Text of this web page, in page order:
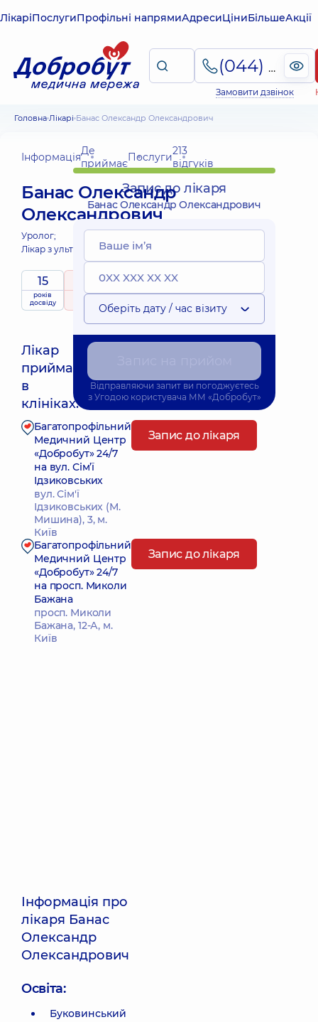
ЛікаріПослугиПрофільні напрямиАдресиЦіниБільшеАкції
(044) 495-2-888
Замовити дзвінок
Головна Лікарі Банас Олександр Олександрович
ІнформаціяДе
приймаєПослуги213
відгуків
Банас Олександр
Олександрович
Уролог;
Лікар з ультразвукової діагностики;
15
років
досвіду
5 / 5
рейтингна підставі
213 відгуків
Експерт
Лікар
приймає
в
клініках:
Найближчий час прийому: 20.08.2026 18:00
Багатопрофільний
Медичний Центр
«Добробут» 24/7
на вул. Сім’ї
Ідзиковських
вул. Сім'ї
Ідзиковських (М.
Мишина), 3, м.
Київ
Запис до лікаря
Багатопрофільний
Медичний Центр
«Добробут» 24/7
на просп. Миколи
Бажана
просп. Миколи
Бажана, 12-А, м.
Київ
Запис до лікаря
Інформація про
лікаря Банас
Олександр
Олександрович
Освіта:
Буковинський
Запис до лікаря
Банас Олександр Олександрович
Оберіть дату / час візиту
Відправляючи запит ви погоджуєтесь
з Угодою користувача ММ «Добробут»